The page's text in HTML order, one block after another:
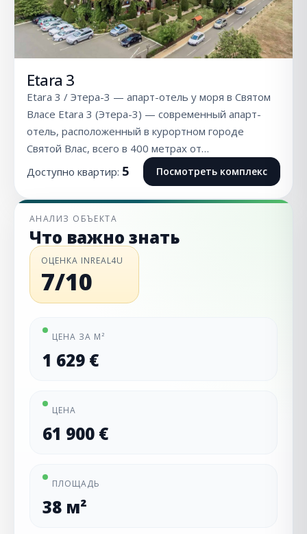
Etara 3
Etara 3 / Этера-3 — апарт-отель у моря в Святом
Власе Etara 3 (Этера-3) — современный апарт-
отель, расположенный в курортном городе
Святой Влас, всего в 400 метрах от…
Доступно квартир: 5 Посмотреть комплекс
АНАЛИЗ ОБЪЕКТА
Что важно знать
ОЦЕНКА INREAL4U
7/10
ЦЕНА ЗА М²
1 629 €
ЦЕНА
61 900 €
ПЛОЩАДЬ
38 м²